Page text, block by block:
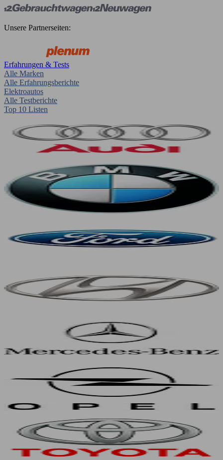
Unsere Partnerseiten:
Erfahrungen & Tests
Alle Marken
Alle Erfahrungsberichte
Elektroautos
Alle Testberichte
Top 10 Listen